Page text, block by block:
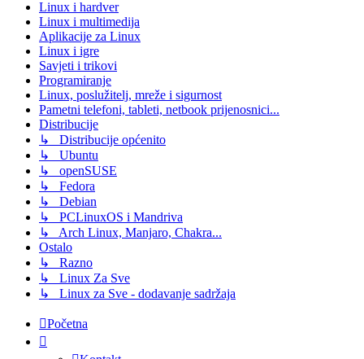
Linux i hardver
Linux i multimedija
Aplikacije za Linux
Linux i igre
Savjeti i trikovi
Programiranje
Linux, poslužitelj, mreže i sigurnost
Pametni telefoni, tableti, netbook prijenosnici...
Distribucije
↳ Distribucije općenito
↳ Ubuntu
↳ openSUSE
↳ Fedora
↳ Debian
↳ PCLinuxOS i Mandriva
↳ Arch Linux, Manjaro, Chakra...
Ostalo
↳ Razno
↳ Linux Za Sve
↳ Linux za Sve - dodavanje sadržaja
Početna